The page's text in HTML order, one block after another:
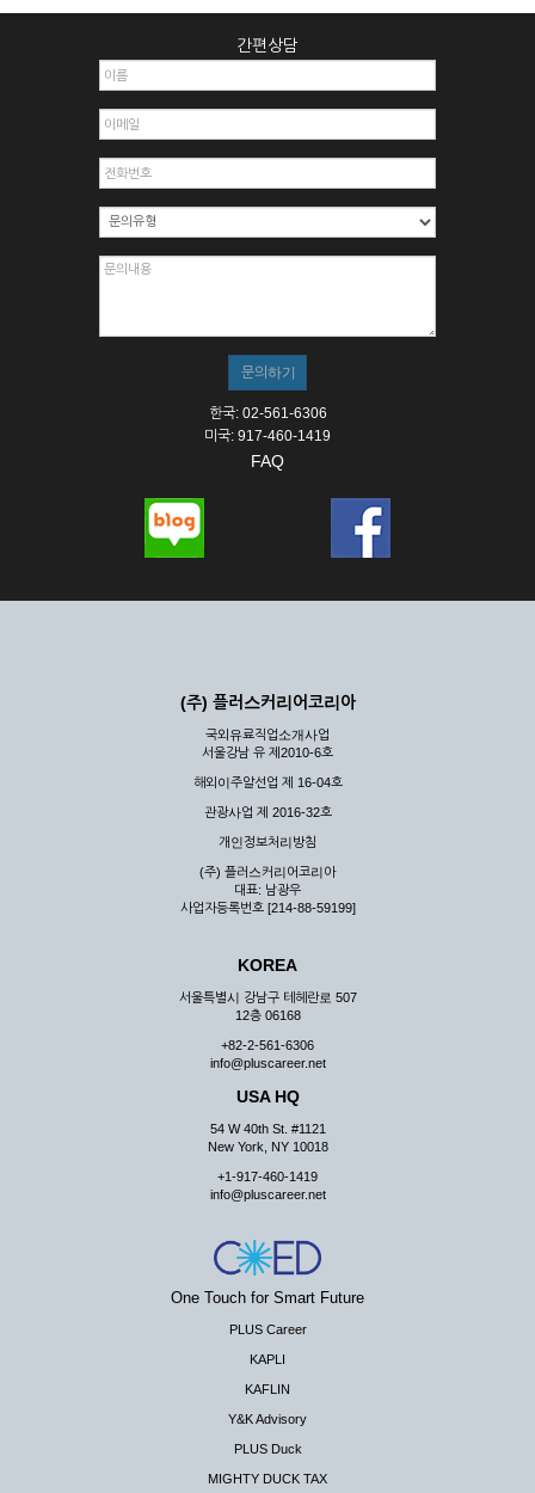
간편상담
한국: 02-561-6306
미국: 917-460-1419
FAQ
(주) 플러스커리어코리아
국외유료직업소개사업
서울강남 유 제2010-6호
해외이주알선업 제 16-04호
관광사업 제 2016-32호
개인정보처리방침
(주) 플러스커리어코리아
대표: 남광우
사업자등록번호 [214-88-59199]
KOREA
서울특별시 강남구 테헤란로 507
12층 06168
+82-2-561-6306
info@pluscareer.net
USA HQ
54 W 40th St. #1121
New York, NY 10018
+1-917-460-1419
info@pluscareer.net
One Touch for Smart Future
PLUS Career
KAPLI
KAFLIN
Y&K Advisory
PLUS Duck
MIGHTY DUCK TAX